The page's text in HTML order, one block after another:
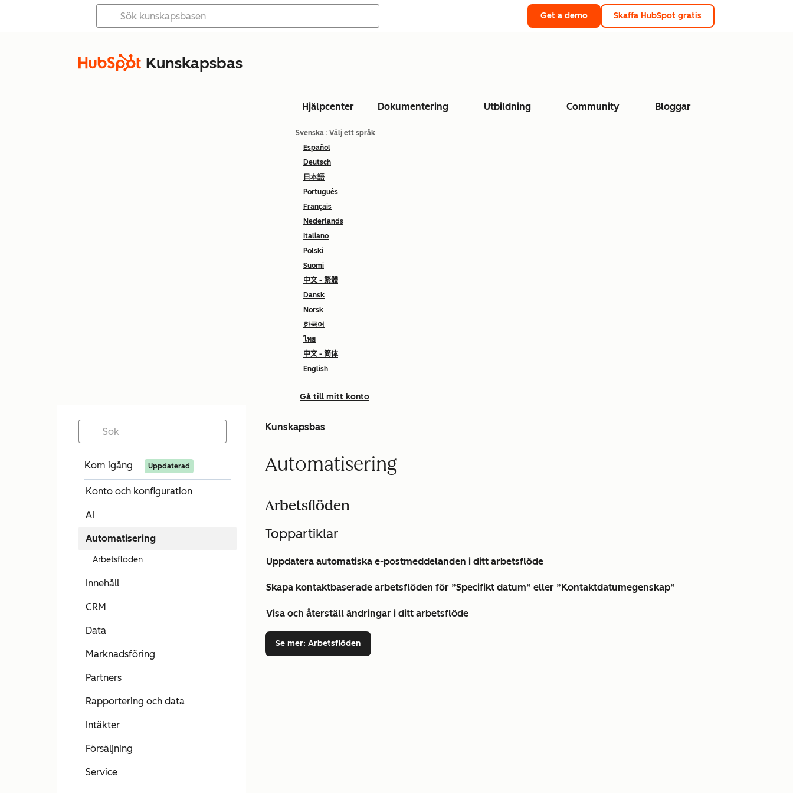
Get a demo Skaffa HubSpot gratis
Kunskapsbas
Hjälpcenter Dokumentering Utbildning Community Bloggar
Svenska : Välj ett språk
Español
Deutsch
日本語
Português
Français
Nederlands
Italiano
Polski
Suomi
中文 - 繁體
Dansk
Norsk
한국어
ไทย
中文 - 简体
English
Gå till mitt konto
Kom igång Uppdaterad
Konto och konfiguration
AI
Automatisering
Arbetsflöden
Innehåll
CRM
Data
Marknadsföring
Partners
Rapportering och data
Intäkter
Försäljning
Service
Kunskapsbas
Automatisering
Arbetsflöden
Toppartiklar
Uppdatera automatiska e-postmeddelanden i ditt arbetsflöde
Skapa kontaktbaserade arbetsflöden för ”Specifikt datum” eller ”Kontaktdatumegenskap”
Visa och återställ ändringar i ditt arbetsflöde
Se mer: Arbetsflöden